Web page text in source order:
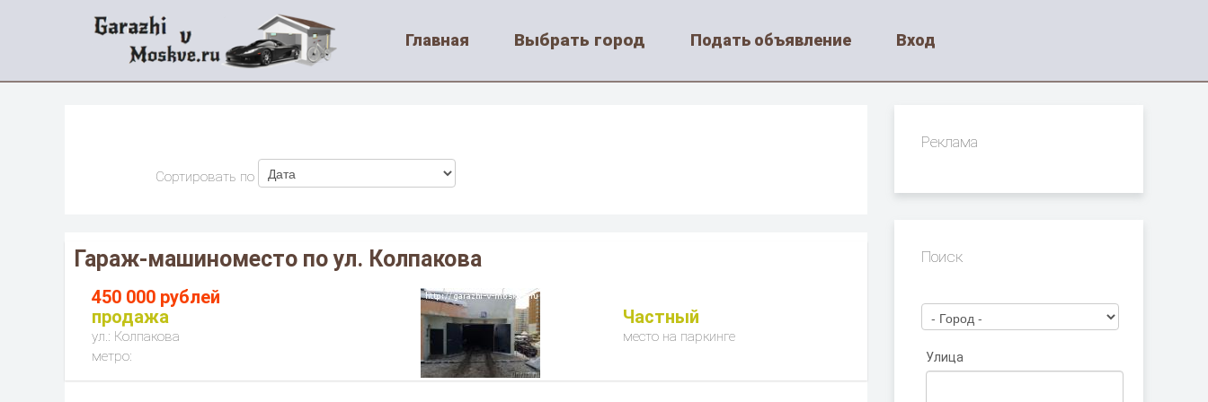
Главная Выбрать город Подать объявление Вход
Сортировать по
Гараж-машиноместо по ул. Колпакова
450 000 рублей
продажа
ул.: Колпакова
метро:
Частный
место на паркинге
Реклама
Поиск
Улица